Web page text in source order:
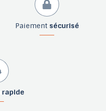
Paiement sécurisé
rapide